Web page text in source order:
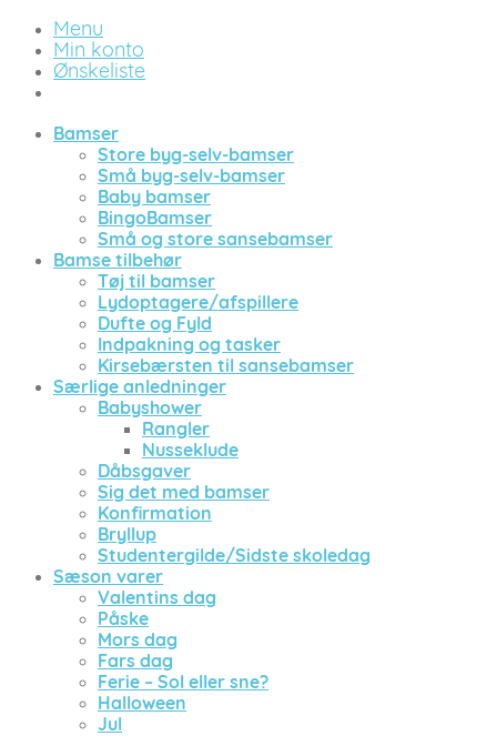
Menu
Min konto
Ønskeliste
Bamser
Store byg-selv-bamser
Små byg-selv-bamser
Baby bamser
BingoBamser
Små og store sansebamser
Bamse tilbehør
Tøj til bamser
Lydoptagere/afspillere
Dufte og Fyld
Indpakning og tasker
Kirsebærsten til sansebamser
Særlige anledninger
Babyshower
Rangler
Nusseklude
Dåbsgaver
Sig det med bamser
Konfirmation
Bryllup
Studentergilde/Sidste skoledag
Sæson varer
Valentins dag
Påske
Mors dag
Fars dag
Ferie – Sol eller sne?
Halloween
Jul